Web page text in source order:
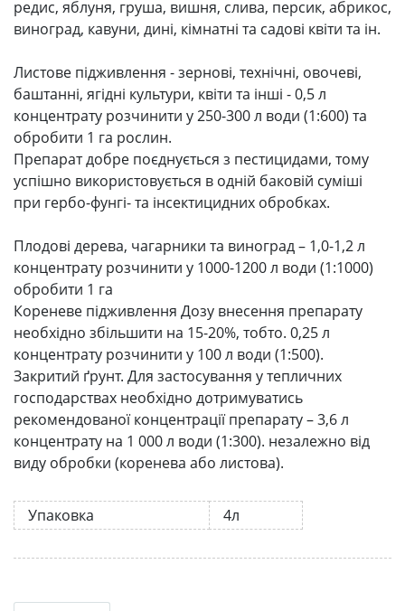
редис, яблуня, груша, вишня, слива, персик, абрикос,
виноград, кавуни, дині, кімнатні та садові квіти та ін.
Листове підживлення - зернові, технічні, овочеві,
баштанні, ягідні культури, квіти та інші - 0,5 л
концентрату розчинити у 250-300 л води (1:600) та
обробити 1 га рослин.
Препарат добре поєднується з пестицидами, тому
успішно використовується в одній баковій суміші
при гербо-фунгі- та інсектицидних обробках.
Плодові дерева, чагарники та виноград – 1,0-1,2 л
концентрату розчинити у 1000-1200 л води (1:1000)
обробити 1 га
Кореневе підживлення Дозу внесення препарату
необхідно збільшити на 15-20%, тобто. 0,25 л
концентрату розчинити у 100 л води (1:500).
Закритий ґрунт. Для застосування у тепличних
господарствах необхідно дотримуватись
рекомендованої концентрації препарату – 3,6 л
концентрату на 1 000 л води (1:300). незалежно від
виду обробки (коренева або листова).
Упаковка 4л